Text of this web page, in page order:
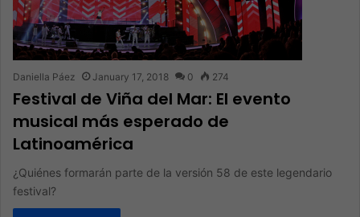
Daniella Páez January 17, 2018 0 274
Festival de Viña del Mar: El evento
musical más esperado de
Latinoamérica
¿Quiénes formarán parte de la versión 58 de este legendario
festival?